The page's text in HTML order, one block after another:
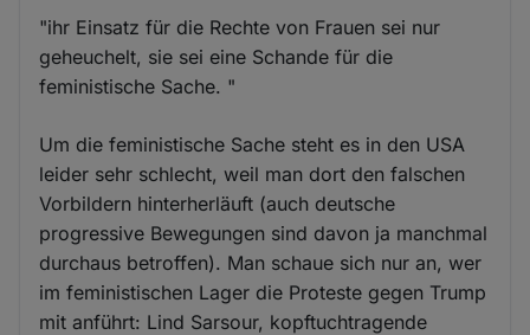
"ihr Einsatz für die Rechte von Frauen sei nur
geheuchelt, sie sei eine Schande für die
feministische Sache. "
Um die feministische Sache steht es in den USA
leider sehr schlecht, weil man dort den falschen
Vorbildern hinterherläuft (auch deutsche
progressive Bewegungen sind davon ja manchmal
durchaus betroffen). Man schaue sich nur an, wer
im feministischen Lager die Proteste gegen Trump
mit anführt: Lind Sarsour, kopftuchtragende